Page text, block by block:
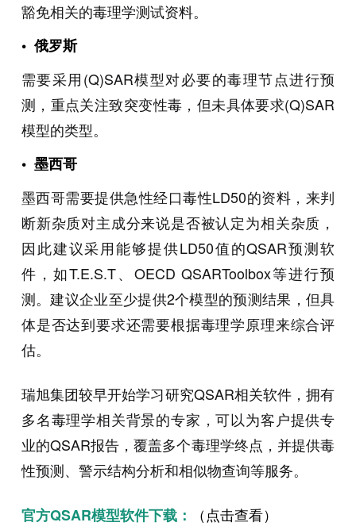
豁免相关的毒理学测试资料。
• 俄罗斯
需要采用(Q)SAR模型对必要的毒理节点进行预
测，重点关注致突变性毒，但未具体要求(Q)SAR
模型的类型。
• 墨西哥
墨西哥需要提供急性经口毒性LD50的资料，来判
断新杂质对主成分来说是否被认定为相关杂质，
因此建议采用能够提供LD50值的QSAR预测软
件，如T.E.S.T、OECD QSARToolbox等进行预
测。建议企业至少提供2个模型的预测结果，但具
体是否达到要求还需要根据毒理学原理来综合评
估。
瑞旭集团较早开始学习研究QSAR相关软件，拥有
多名毒理学相关背景的专家，可以为客户提供专
业的QSAR报告，覆盖多个毒理学终点，并提供毒
性预测、警示结构分析和相似物查询等服务。
官方QSAR模型软件下载： （点击查看）